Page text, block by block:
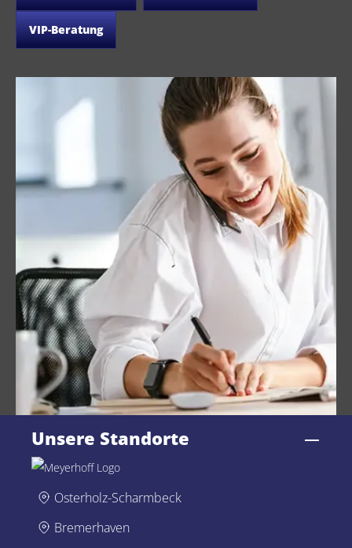
VIP-Beratung
Unsere Standorte
Osterholz-Scharmbeck
Bremerhaven